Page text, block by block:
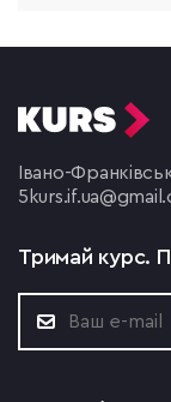
Івано-
5
Тримай курс.